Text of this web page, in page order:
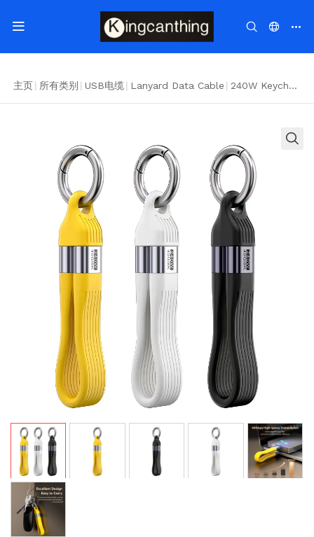
主页 所有类别 USB电缆 Lanyard Data Cable 240W Keychain Data Cable C-C